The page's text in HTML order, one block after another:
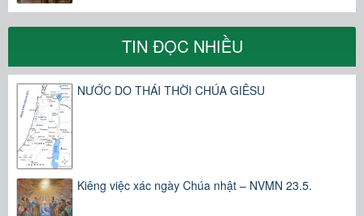
TIN ĐỌC NHIỀU
NƯỚC DO THÁI THỜI CHÚA GIÊSU
Kiêng việc xác ngày Chúa nhật – NVMN 23.5.